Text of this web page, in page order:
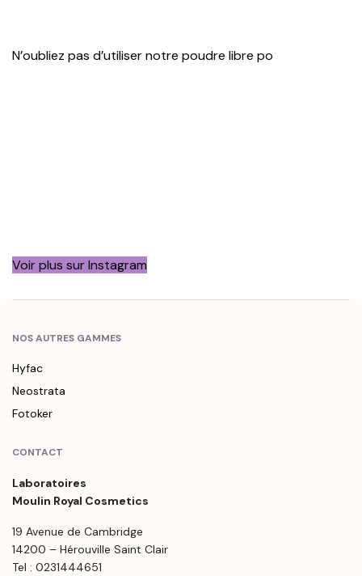
N’oubliez pas d’utiliser notre poudre libre po
Voir plus sur Instagram
NOS AUTRES GAMMES
Hyfac
Neostrata
Fotoker
CONTACT
Laboratoires
Moulin Royal Cosmetics
19 Avenue de Cambridge
14200 – Hérouville Saint Clair
Tel : 0231444651